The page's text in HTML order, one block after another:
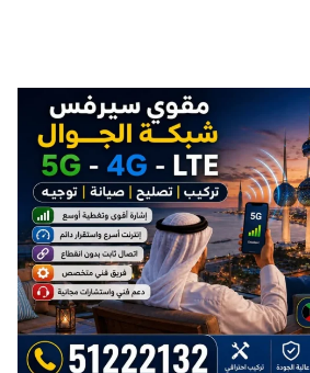
س
ت
راوتر
واي
فاي
برنام
ج